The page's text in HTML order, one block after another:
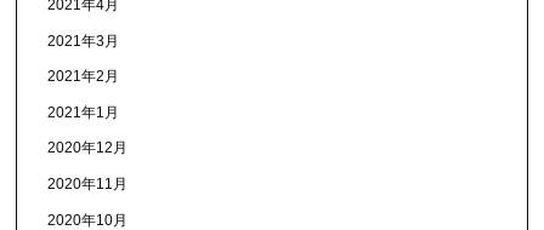
2021年4月
2021年3月
2021年2月
2021年1月
2020年12月
2020年11月
2020年10月